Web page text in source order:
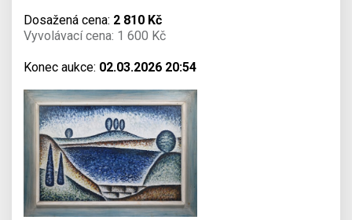
Dosažená cena: 2 810 Kč
Vyvolávací cena: 1 600 Kč
Konec aukce: 02.03.2026 20:54